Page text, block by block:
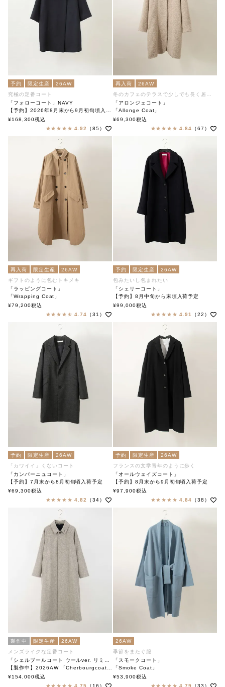
予約 限定生産
26AW
究極の定番コート
「フォローコート」NAVY
【予約】2026年8月末から9月初旬頃入荷予定
「Follow Coat」
soutiencollar（ステンカラー）
¥168,300税込
4.92
（85）
再入荷
26AW
冬のカフェのテラスで少しでも長く居ます
「アロンジェコート」
「Allonge Coat」
soutiencollar（ステンカラー）
¥69,300税込
4.84
（67）
再入荷 限定生産
26AW
ギフトのように包むトキメキ
「ラッピングコート」
「Wrapping Coat」
soutiencollar（ステンカラー）
¥79,200税込
4.74
（31）
予約 限定生産
26AW
包みたいし包まれたい
「シェリーコート」
【予約】8月中旬から末頃入荷予定
「Cherie Coat」
¥99,000税込
4.91
（22）
予約 限定生産
26AW
「カワイイ」くないコート
「カンパーニュコート」
【予約】7月末から8月初旬頃入荷予定
¥69,300税込
4.82
（34）
予約 限定生産
26AW
フランスの文学青年のように歩く
「オールウェイズコート」
【予約】8月末から9月初旬頃入荷予定
「Always Coat」
¥97,900税込
4.84
（38）
製作中 限定生産
26AW
メンズライクな定番コート
【製作中】2026AW 「Cherbourgcoat Wool ver. limited」
soutiencollar（ステンカラー）
¥154,000税込
4.75
（16）
26AW
季節をまたぐ服
「スモークコート」
「Smoke Coat」
soutiencollar（ステンカラー）
¥53,900税込
4.79
（33）